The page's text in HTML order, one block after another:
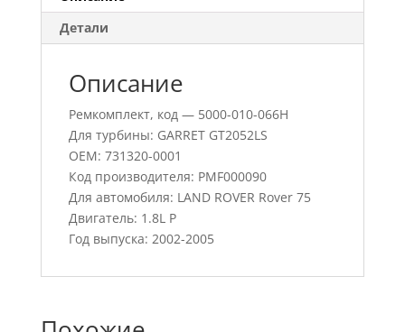
Детали
Описание
Ремкомплект, код — 5000-010-066H
Для турбины: GARRET GT2052LS
OEM: 731320-0001
Код производителя: PMF000090
Для автомобиля: LAND ROVER Rover 75
Двигатель: 1.8L P
Год выпуска: 2002-2005